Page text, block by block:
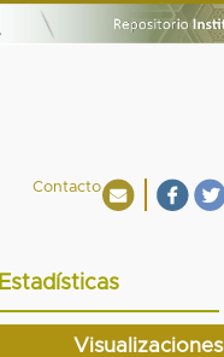
Contacto
Estadísticas
Visualizaciones